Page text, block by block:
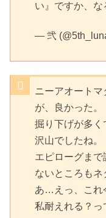
い』ですか、な
— 弐
ニーアオート
が、良かった。
掘り下げが多
沢山でしたね。
エピローグま
ないところも
あ…えっ、これ
私耐えれる？っ